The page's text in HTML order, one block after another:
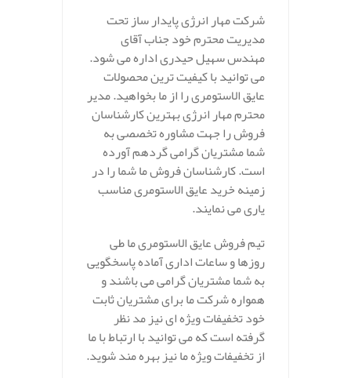
شرکت مهار انرژی پایدار ساز تحت
مدیریت محترم خود جناب آقای
مهندس سهیل حیدری اداره می شود.
می توانید با کیفیت ترین محصولات
عایق الاستومری را از ما بخواهید. مدیر
محترم مهار انرژی بهترین کارشناسان
فروش را جهت مشاوره تخصصی به
شما مشتریان گرامی گردهم آورده
است. کارشناسان فروش ما شما را در
زمینه خرید عایق الاستومری مناسب
یاری می نمایند.
تیم فروش عایق الاستومری ما طی
روزها و ساعات اداری آماده پاسخگویی
به شما مشتریان گرامی می باشند و
همواره شرکت ما برای مشتریان ثابت
خود تخفیفات ویژه ای نیز مد نظر
گرفته است که می توانید با ارتباط با ما
از تخفیفات ویژه ما نیز بهره مند شوید.